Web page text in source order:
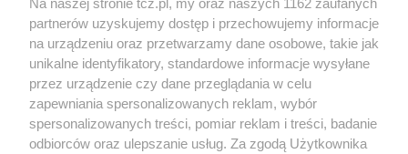
O FIRMIE POLITYKA PRYWATNOŚCI HOSTING
REKLAMA WSPÓŁPRACA RSS FACEBOOK KONTAKT
partnerów uzyskujemy dostęp i przechowujemy informacje
na urządzeniu oraz przetwarzamy dane osobowe, takie jak
unikalne identyfikatory, standardowe informacje wysyłane
przez urządzenie czy dane przeglądania w celu
zapewniania spersonalizowanych reklam, wybór
spersonalizowanych treści, pomiar reklam i treści, badanie
odbiorców oraz ulepszanie usług. Za zgodą Użytkownika